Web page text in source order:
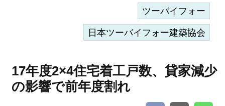
ツーバイフォー
日本ツーバイフォー建築協会
17年度2×4住宅着工戸数、貸家減少
の影響で前年度割れ